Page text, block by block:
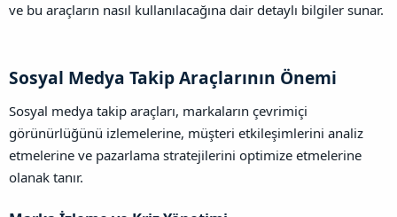
p
a
ve bu araçların nasıl kullanılacağına dair detaylı bilgiler sunar.
Sosyal Medya Takip Araçlarının Önemi​
Sosyal medya takip araçları, markaların çevrimiçi
görünürlüğünü izlemelerine, müşteri etkileşimlerini analiz
etmelerine ve pazarlama stratejilerini optimize etmelerine
olanak tanır.